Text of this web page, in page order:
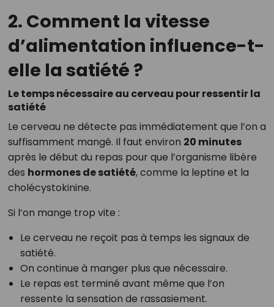
2. Comment la vitesse
d’alimentation influence-t-
elle la satiété ?
Le temps nécessaire au cerveau pour ressentir la
satiété
Le cerveau ne détecte pas immédiatement que l’on a
suffisamment mangé. Il faut environ 20 minutes
après le début du repas pour que l’organisme libère
des hormones de satiété, comme la leptine et la
cholécystokinine.
Si l’on mange trop vite :
Le cerveau ne reçoit pas à temps les signaux de
satiété.
On continue à manger plus que nécessaire.
Le repas est terminé avant même que l’on
ressente la sensation de rassasiement.